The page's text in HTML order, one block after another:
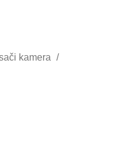
kamera